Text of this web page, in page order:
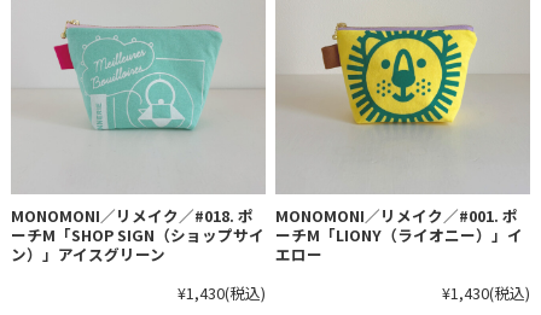
MONOMONI／リメイク／#018. ポ
ーチM「SHOP SIGN（ショップサイ
ン）」アイスグリーン
¥1,430(税込)
MONOMONI／リメイク／#001. ポ
ーチM「LIONY（ライオニー）」イ
エロー
¥1,430(税込)